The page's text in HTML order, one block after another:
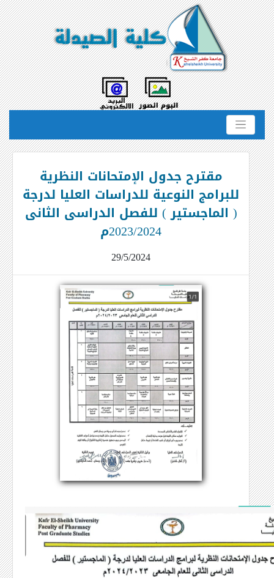
مقترح جدول الإمتحانات النظرية
للبرامج النوعية للدراسات العليا لدرجة
( الماجستير ) للفصل الدراسى الثانى
2023/2024م
29/5/2024